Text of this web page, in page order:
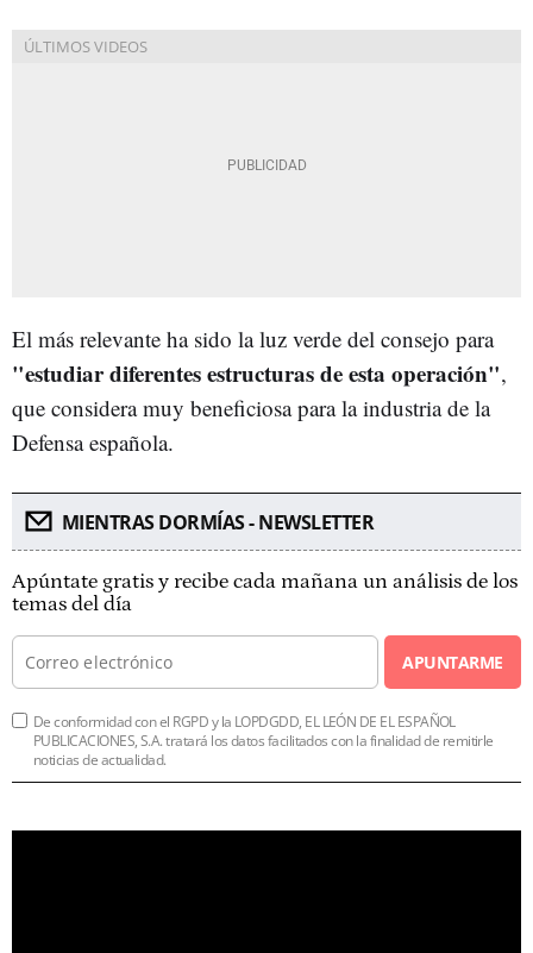
El más relevante ha sido la luz verde del consejo para
"estudiar diferentes estructuras de esta operación",
que considera muy beneficiosa para la industria de la
Defensa española.
MIENTRAS DORMÍAS - NEWSLETTER
Apúntate gratis y recibe cada mañana un análisis de los
temas del día
APUNTARME
De conformidad con el RGPD y la LOPDGDD, EL LEÓN DE EL ESPAÑOL
PUBLICACIONES, S.A. tratará los datos facilitados con la finalidad de remitirle
noticias de actualidad.